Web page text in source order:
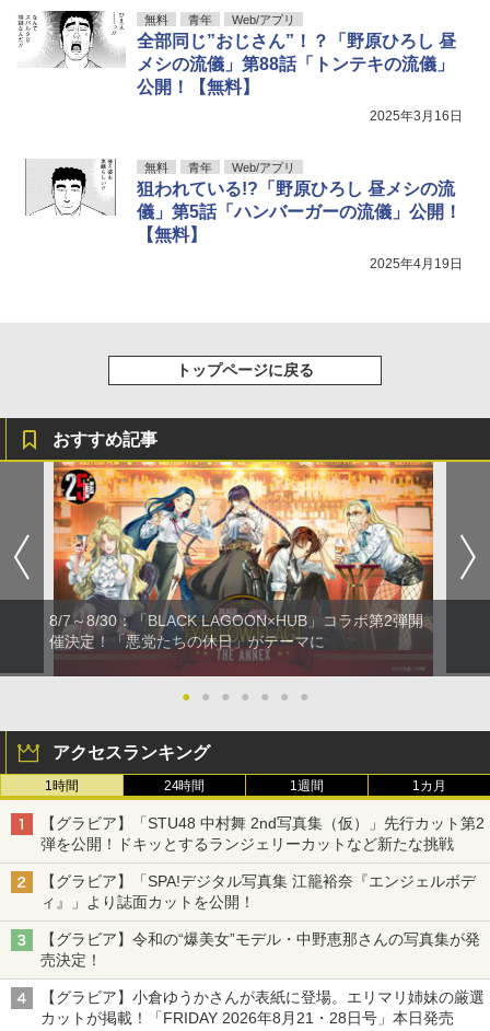
無料 青年 Web/アプリ
全部同じ”おじさん”！？「野原ひろし 昼
メシの流儀」第88話「トンテキの流儀」
公開！【無料】
2025年3月16日
無料 青年 Web/アプリ
狙われている!?「野原ひろし 昼メシの流
儀」第5話「ハンバーガーの流儀」公開！
【無料】
2025年4月19日
トップページに戻る
おすすめ記事
8/7～8/30：「BLACK LAGOON×HUB」コラボ第2弾開
催決定！「悪党たちの休日」がテーマに
● ● ● ● ● ● ●
アクセスランキング
1時間 24時間 1週間 1カ月
【グラビア】「STU48 中村舞 2nd写真集（仮）」先行カット第2
弾を公開！ドキッとするランジェリーカットなど新たな挑戦
【グラビア】「SPA!デジタル写真集 江籠裕奈『エンジェルボデ
ィ』」より誌面カットを公開！
【グラビア】令和の“爆美女”モデル・中野恵那さんの写真集が発
売決定！
【グラビア】小倉ゆうかさんが表紙に登場。エリマリ姉妹の厳選
カットが掲載！「FRIDAY 2026年8⽉21・28日号」本日発売